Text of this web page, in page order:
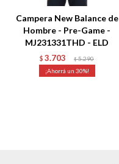
Campera New Balance de
Hombre - Pre-Game -
MJ231331THD - ELD
$ 3.703 $ 5.290
30